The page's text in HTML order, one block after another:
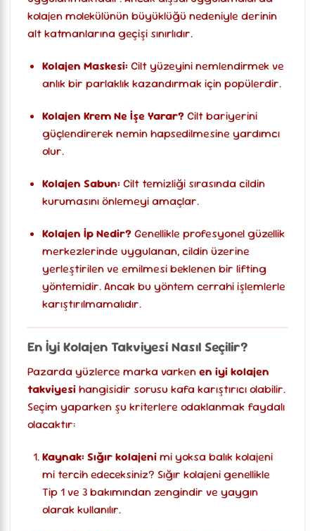
kolajen molekülünün büyüklüğü nedeniyle derinin
alt katmanlarına geçişi sınırlıdır.
Kolajen Maskesi:Cilt yüzeyini nemlendirmek ve
anlık bir parlaklık kazandırmak için popülerdir.
Kolajen Krem Ne İşe Yarar?Cilt bariyerini
güçlendirerek nemin hapsedilmesine yardımcı
olur.
Kolajen Sabun:Cilt temizliği sırasında cildin
kurumasını önlemeyi amaçlar.
Kolajen İp Nedir?Genellikle profesyonel güzellik
merkezlerinde uygulanan, cildin üzerine
yerleştirilen ve emilmesi beklenen bir lifting
yöntemidir. Ancak bu yöntem cerrahi işlemlerle
karıştırılmamalıdır.
En İyi Kolajen Takviyesi Nasıl Seçilir?
Pazarda yüzlerce marka varkenen iyi kolajen
takviyesihangisidir sorusu kafa karıştırıcı olabilir.
Seçim yaparken şu kriterlere odaklanmak faydalı
olacaktır:
Kaynak: Sığır kolajenimi yoksa balık kolajeni
mi tercih edeceksiniz? Sığır kolajeni genellikle
Tip 1 ve 3 bakımından zengindir ve yaygın
olarak kullanılır.